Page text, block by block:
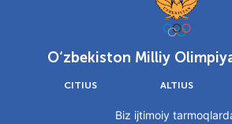
O‘zbekiston Milliy
CITIUS ALTIUS
Biz ijtimoiy